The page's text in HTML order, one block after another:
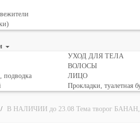
подводка
УХОД ДЛЯ ТЕЛА
ВОЛОСЫ
ЛИЦО
Прокладки, туалетная
В НАЛИЧИИ до 23.08 Тема творог БАНАН,